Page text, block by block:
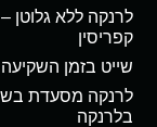
לרנקה ללא גלוטן
קפריסין
שייט בזמן השקיעה
לרנקה מסעדת
בלרנקה